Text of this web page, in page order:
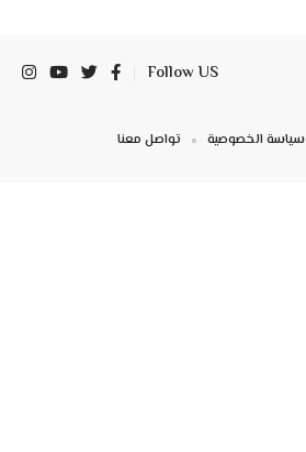
Follow US
سياسة الخصوصية تواصل معنا